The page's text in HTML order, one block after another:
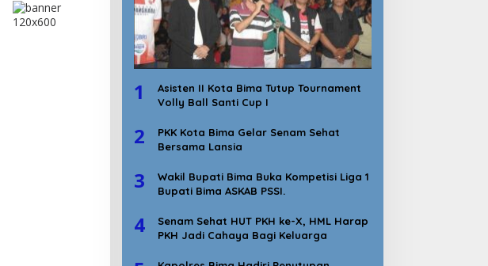
1
Asisten II Kota Bima Tutup Tournament
Volly Ball Santi Cup I
2
PKK Kota Bima Gelar Senam Sehat
Bersama Lansia
3
Wakil Bupati Bima Buka Kompetisi Liga 1
Bupati Bima ASKAB PSSI.
4
Senam Sehat HUT PKH ke-X, HML Harap
PKH Jadi Cahaya Bagi Keluarga